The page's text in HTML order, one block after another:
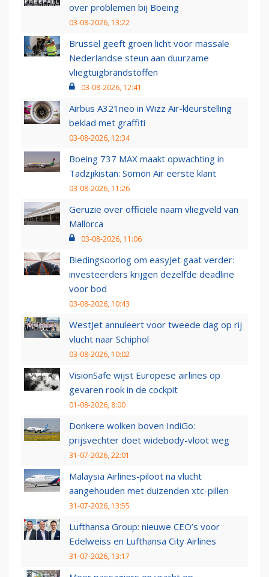
over problemen bij Boeing
03-08-2026, 13:22
Brussel geeft groen licht voor massale
Nederlandse steun aan duurzame
vliegtuigbrandstoffen
03-08-2026, 12:41
Airbus A321neo in Wizz Air-kleurstelling
beklad met graffiti
03-08-2026, 12:34
Boeing 737 MAX maakt opwachting in
Tadzjikistan: Somon Air eerste klant
03-08-2026, 11:26
Geruzie over officiële naam vliegveld van
Mallorca
03-08-2026, 11:06
Biedingsoorlog om easyJet gaat verder:
investeerders krijgen dezelfde deadline
voor bod
03-08-2026, 10:43
WestJet annuleert voor tweede dag op rij
vlucht naar Schiphol
03-08-2026, 10:02
VisionSafe wijst Europese airlines op
gevaren rook in de cockpit
01-08-2026, 8:00
Donkere wolken boven IndiGo:
prijsvechter doet widebody-vloot weg
31-07-2026, 22:01
Malaysia Airlines-piloot na vlucht
aangehouden met duizenden xtc-pillen
31-07-2026, 13:55
Lufthansa Group: nieuwe CEO’s voor
Edelweiss en Lufthansa City Airlines
31-07-2026, 13:17